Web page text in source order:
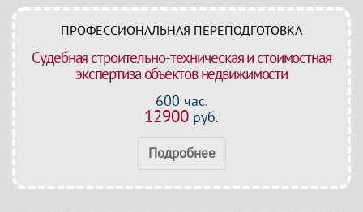
ПРОФЕССИОНАЛЬНАЯ ПЕРЕПОДГОТОВКА
Судебная строительно-техническая и стоимостная
экспертиза объектов недвижимости
600 час.
12900 руб.
Подробнее